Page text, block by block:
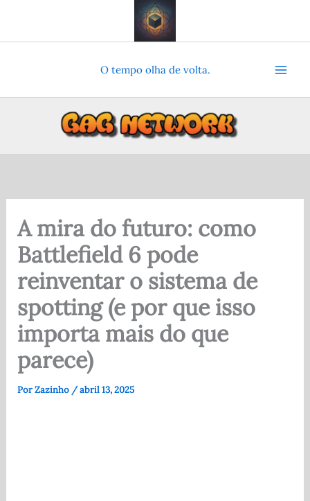
o
O tempo olha de volta.
A mira do futuro: como
Battlefield 6 pode
reinventar o sistema de
spotting (e por que isso
importa mais do que
parece)
PorZazinho /abril 13, 2025